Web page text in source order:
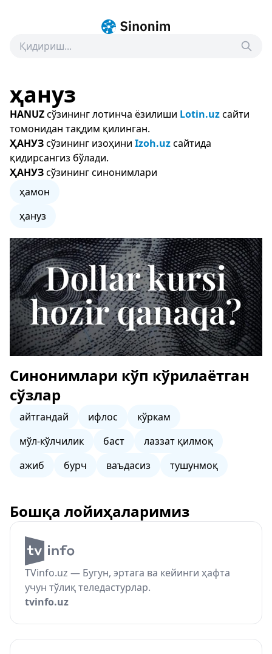
ҳануз
HANUZсўзининг лотинча ёзилиши Lotin.uzсайти
томонидан тақдим қилинган.
ҲАНУЗсўзининг изоҳини Izoh.uzсайтида
қидирсангиз бўлади.
ҲАНУЗсўзининг синонимлари
ҳамон
ҳануз
Синонимлари кўп кўрилаётган
сўзлар
айтгандай ифлос
кўркам
мўл-кўлчилик
баст
лаззат қилмоқ
ажиб
бурч ваъдасиз тушунмоқ
Бошқа лойиҳаларимиз
TVinfo.uz — Бугун, эртага ва кейинги ҳафта
учун тўлиқ теледастурлар.
tvinfo.uz